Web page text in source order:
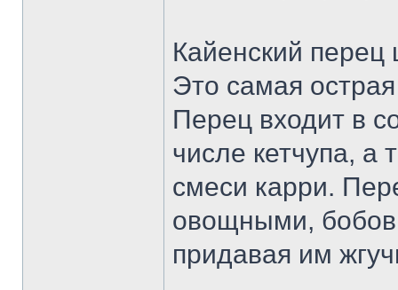
Кайенский перец
Это самая
Перец входит в
числе кетчупа, а
смеси карри.
овощными,
придавая им